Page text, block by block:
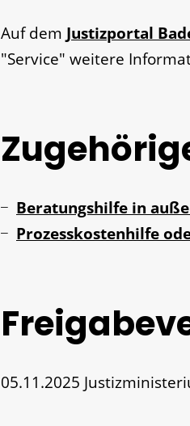
Auf dem Justizportal
"Service" weitere
Beratungshilfe in
Prozesskostenhilfe
05.11.2025